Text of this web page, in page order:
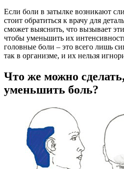
Если боли в затылке возникают
стоит обратиться к врачу для
сможет выяснить, что вызывает
чтобы уменьшить их
головные боли – это всего лишь
так в организме, и их нельзя
Что же можно
уменьшить боль?